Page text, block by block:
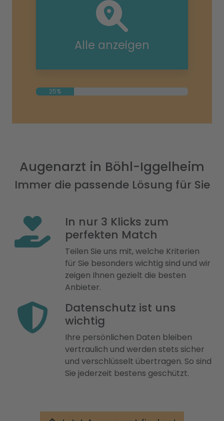
Alle anzeigen
25%
Augenarzt in Böhl-Iggelheim
Immer die passende Lösung für Sie
In nur 3 Klicks zum
perfekten Match
Teilen Sie uns mit, welche Kriterien
für Sie besonders wichtig sind und wir
zeigen Ihnen gezielt die besten
Anbieter.
Datenschutz ist uns
wichtig
Ihre persönlichen Daten bleiben
vertraulich und werden stets sicher
und verschlüsselt übertragen. So sind
Sie jederzeit bestens geschützt.